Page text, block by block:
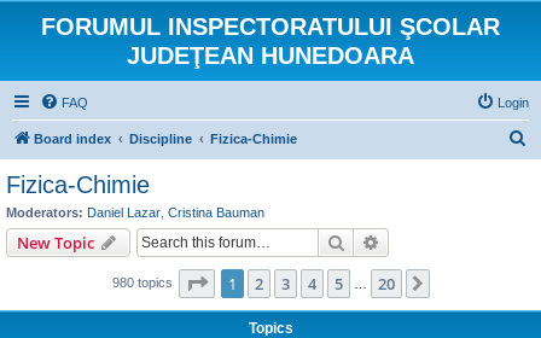
FORUMUL INSPECTORATULUI ŞCOLAR
JUDEŢEAN HUNEDOARA
FAQ Login
Board index Discipline Fizica-Chimie
Fizica-Chimie
Moderators: Daniel Lazar Cristina Bauman
New Topic Search
980 topics Page 1of 20
1 2 3 4 5 20
Topics